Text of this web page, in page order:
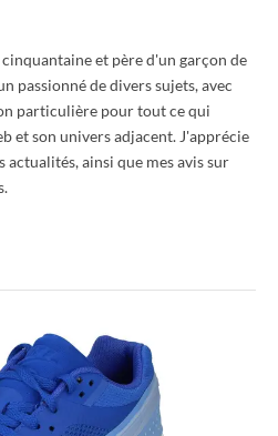
et père d'un garçon de
passionné de divers sujets, avec
particulière pour tout ce qui
et son univers adjacent. J'apprécie
actualités, ainsi que mes avis sur